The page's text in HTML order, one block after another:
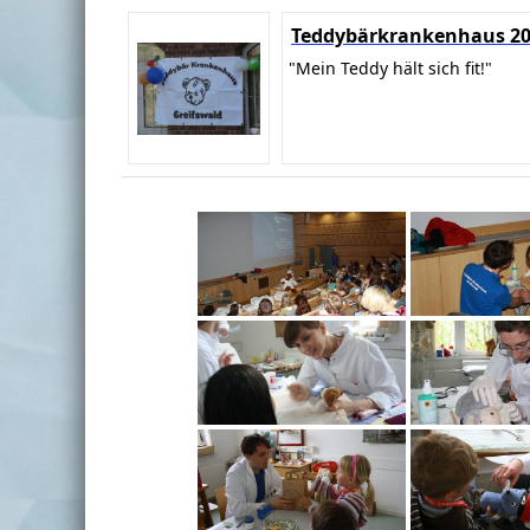
Teddybärkrankenhaus
"Mein Teddy hält sich fit!"